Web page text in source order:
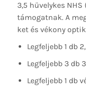
3,5 hüvelykes
támogatnak. A
ket és vékony
Legfeljebb 1 db
Legfeljebb 3 db
Legfeljebb 1 db